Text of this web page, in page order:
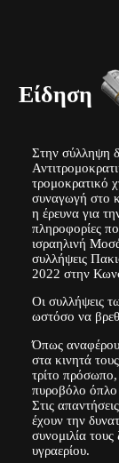
Είδηση
Στην σύλληψη
τρομοκρατικό
συναγωγή στο
η έρευνα για
πληροφορίες
ισραηλινή
συλλήψεις
2022 στην
Οι συλλήψεις
ωστόσο να
Όπως
στα κινητά
τρίτο πρόσωπο,
πυροβόλο όπλο
Στις
έχουν την
συνομιλία
υγραερίου.